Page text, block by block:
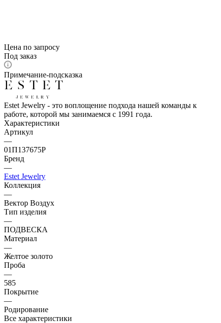
Цена по запросу
Под заказ
Примечание-подсказка
Estet Jewelry - это воплощение подхода нашей команды к
работе, которой мы занимаемся с 1991 года.
Характеристики
Артикул
—
01П137675Р
Бренд
—
Estet Jewelry
Коллекция
—
Вектор Воздух
Тип изделия
—
ПОДВЕСКА
Материал
—
Желтое золото
Проба
—
585
Покрытие
—
Родирование
Все характеристики